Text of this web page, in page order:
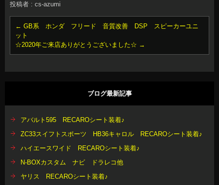
投稿者 : cs-azumi
← GB系 ホンダ フリード 音質改善 DSP スピーカーユニ
ット
☆2020年ご来店ありがとうございました☆ →
ブログ最新記事
アバルト595 RECAROシート装着♪
ZC33スイフトスポーツ HB36キャロル RECAROシート装着♪
ハイエースワイド RECAROシート装着♪
N-BOXカスタム ナビ ドラレコ他
ヤリス RECAROシート装着♪